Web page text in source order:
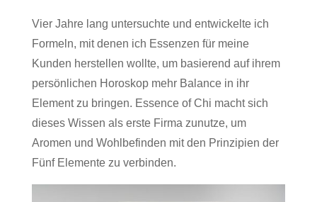
Vier Jahre lang untersuchte und entwickelte ich
Formeln, mit denen ich Essenzen für meine
Kunden herstellen wollte, um basierend auf ihrem
persönlichen Horoskop mehr Balance in ihr
Element zu bringen. Essence of Chi macht sich
dieses Wissen als erste Firma zunutze, um
Aromen und Wohlbefinden mit den Prinzipien der
Fünf Elemente zu verbinden.